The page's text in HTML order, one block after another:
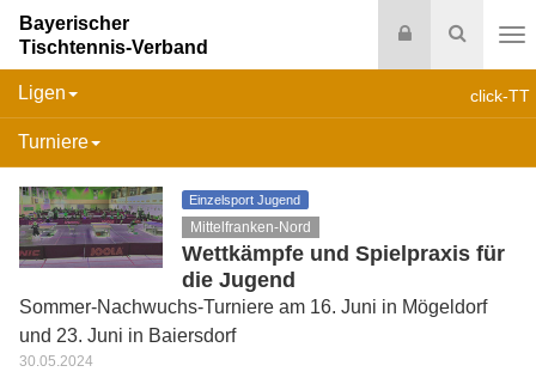
Suche
Login
Bayerischer
Tischtennis-Verband
click-TT
Ligen
Turniere
Einzelsport Jugend
Mittelfranken-Nord
Wettkämpfe und Spielpraxis für
die Jugend
Sommer-Nachwuchs-Turniere am 16. Juni in Mögeldorf
und 23. Juni in Baiersdorf
30.05.2024